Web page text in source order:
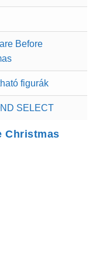
Before
figurák
SELECT
Christmas